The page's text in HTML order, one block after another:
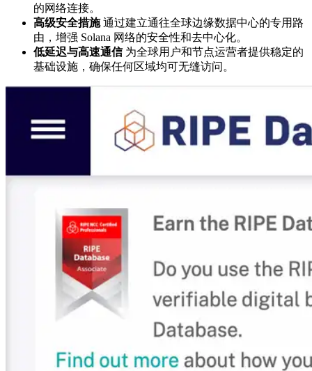
的网络连接。
高级安全措施通过建立通往全球边缘数据中心的专用路
由，增强 Solana 网络的安全性和去中心化。
低延迟与高速通信为全球用户和节点运营者提供稳定的
基础设施，确保任何区域均可无缝访问。